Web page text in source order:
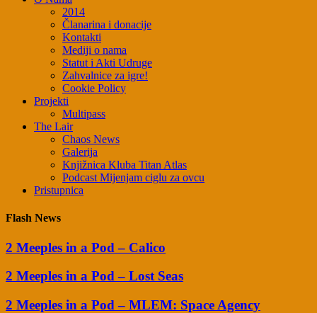
2014
Članarina i donacije
Kontakti
Mediji o nama
Statut i Akti Udruge
Zahvalnice za igre!
Cookie Policy
Projekti
Multipass
The Lair
Chaos News
Galerija
Knjižnica Kluba Titan Atlas
Podcast Mijenjam ciglu za ovcu
Pristupnica
Flash News
2 Meeples in a Pod – Calico
2 Meeples in a Pod – Lost Seas
2 Meeples in a Pod – MLEM: Space Agency